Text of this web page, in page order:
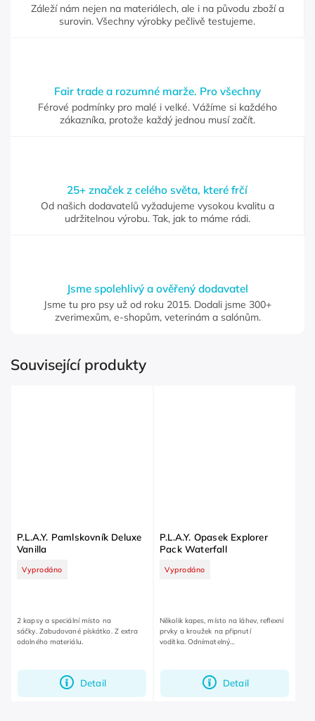
Záleží nám nejen na materiálech, ale i na původu zboží a
surovin. Všechny výrobky pečlivě testujeme.
Fair trade a rozumné marže. Pro všechny
Férové podmínky pro malé i velké. Vážíme si každého
zákazníka, protože každý jednou musí začít.
25+ značek z celého světa, které frčí
Od našich dodavatelů vyžadujeme vysokou kvalitu a
udržitelnou výrobu. Tak, jak to máme rádi.
Jsme spolehlivý a ověřený dodavatel
Jsme tu pro psy už od roku 2015. Dodali jsme 300+
zverimexům, e-shopům, veterinám a salónům.
Související produkty
P.L.A.Y. Pamlskovník Deluxe
Vanilla
Vyprodáno
Detail
2 kapsy a speciální místo na
sáčky. Zabudované pískátko. Z extra
odolného materiálu.
P.L.A.Y. Opasek Explorer
Pack Waterfall
Vyprodáno
Detail
Několik kapes, místo na láhev, reflexní
prvky a kroužek na připnutí
vodítka. Odnímatelný